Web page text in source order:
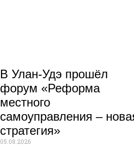
В Улан-Удэ прошёл
форум «Реформа
местного
самоуправления –
стратегия»
05.08.2026